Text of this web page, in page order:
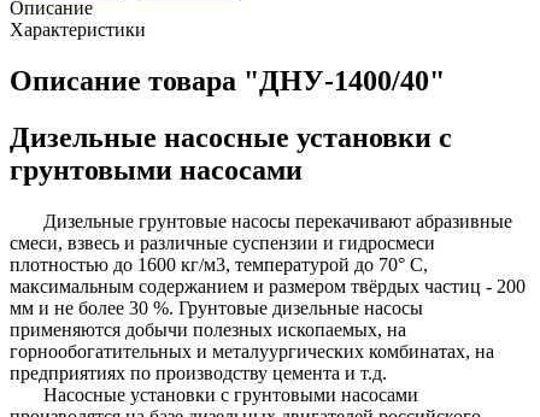
Описание
Характеристики
Описание товара "ДНУ-1400/40"
Дизельные насосные установки с
грунтовыми насосами
Дизельные грунтовые насосы перекачивают абразивные
смеси, взвесь и различные суспензии и гидросмеси
плотностью до 1600 кг/м3, температурой до 70° С,
максимальным содержанием и размером твёрдых частиц - 200
мм и не более 30 %. Грунтовые дизельные насосы
применяются добычи полезных ископаемых, на
горнообогатительных и металуургических комбинатах, на
предприятиях по производству цемента и т.д.
Насосные установки с грунтовыми насосами